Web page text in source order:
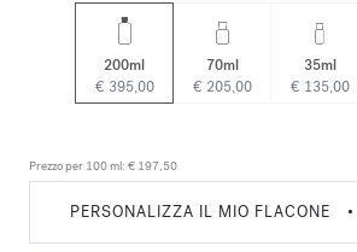
200ml
€ 395,00
70ml
€ 205,00
35ml
€ 135,00
Prezzo per 100 ml: € 197,50
PERSONALIZZA IL MIO FLACONE •